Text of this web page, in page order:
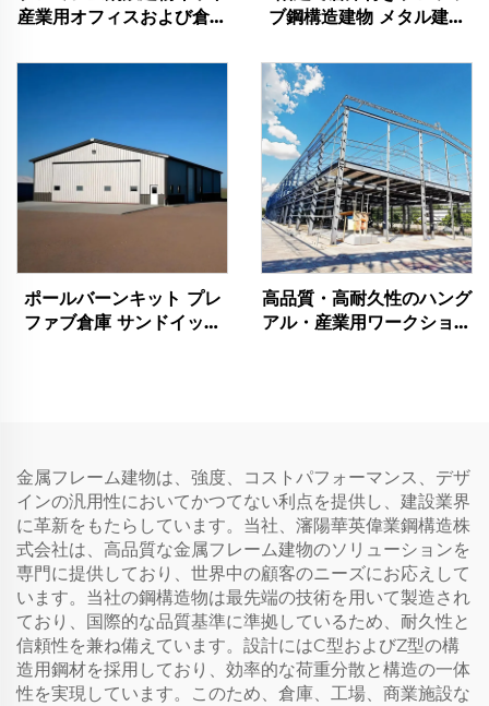
産業用オフィスおよび倉庫
ブ鋼構造建物 メタル建物
物
ポールバーンキット プレ
ファブ倉庫 サンドイッチ
高品質・高耐久性のハング
アル・産業用ワークショッ
金属フレーム建物は、強度、コストパフォーマンス、デザ
インの汎用性においてかつてない利点を提供し、建設業界
に革新をもたらしています。当社、瀋陽華英偉業鋼構造株
式会社は、高品質な金属フレーム建物のソリューションを
専門に提供しており、世界中の顧客のニーズにお応えして
います。当社の鋼構造物は最先端の技術を用いて製造され
ており、国際的な品質基準に準拠しているため、耐久性と
信頼性を兼ね備えています。設計にはC型およびZ型の構
造用鋼材を採用しており、効率的な荷重分散と構造の一体
性を実現しています。このため、倉庫、工場、商業施設な